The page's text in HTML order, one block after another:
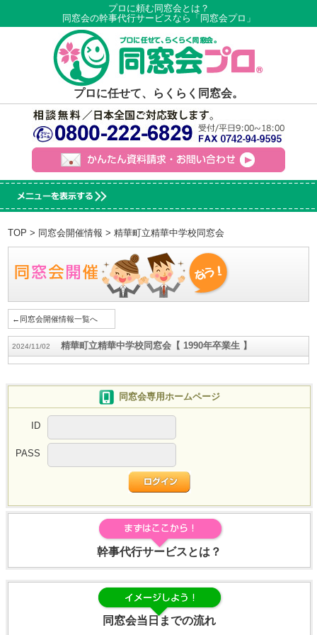
プロに頼む同窓会とは？
同窓会の幹事代行サービスなら「同窓会プロ」
プロに任せて、らくらく同窓会。
TOP > 同窓会開催情報 > 精華町立精華中学校同窓会
←同窓会開催情報一覧へ
2024/11/02 精華町立精華中学校同窓会【 1990年卒業生 】
同窓会専用ホームページ
ID
PASS
幹事代行サービスとは？
同窓会当日までの流れ